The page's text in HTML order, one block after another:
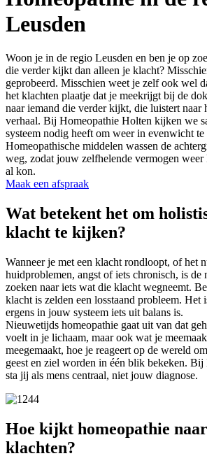
Leusden
Woon je in de regio Leusden en ben je op
die verder kijkt dan alleen je klacht?
geprobeerd. Misschien weet je zelf ook wel
het klachten plaatje dat je meekrijgt bij de
naar iemand die verder kijkt, die luistert naar
verhaal. Bij Homeopathie Holten kijken we
systeem nodig heeft om weer in evenwicht te
Homeopathische middelen wassen de
weg, zodat jouw zelfhelende vermogen
al kon.
Maak een afspraak
Wat betekent het om
klacht te kijken?
Wanneer je met een klacht rondloopt, of het
huidproblemen, angst of iets chronisch, is de
zoeken naar iets wat die klacht wegneemt.
klacht is zelden een losstaand probleem. Het
ergens in jouw systeem iets uit balans is.
Nieuwetijds homeopathie gaat uit van dat
voelt in je lichaam, maar ook wat je
meegemaakt, hoe je reageert op de wereld
geest en ziel worden in één blik bekeken.
sta jij als mens centraal, niet jouw diagnose.
Hoe kijkt homeopathie
klachten?